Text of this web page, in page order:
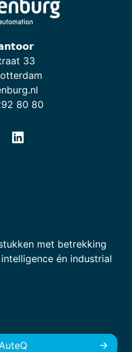
33
80 80
met betrekking
én industrial